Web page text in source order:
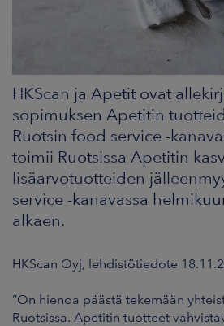
HKScan ja Apetit ovat
sopimuksen Apetitin
Ruotsin food service -
toimii Ruotsissa Apetitin
lisäarvotuotteiden
service -kanavassa
alkaen.
HKScan Oyj, lehdistötiedote
”On hienoa päästä tekemään
Ruotsissa. Apetitin tuotteet